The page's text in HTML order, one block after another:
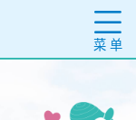
菜 单